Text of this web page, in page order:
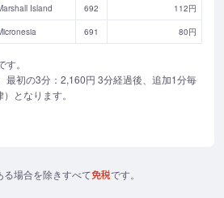
Island 692 112円
691 80円
。
最初の3分：2,160円 3分経過後、追加1分毎
となります。
場合を除きすべて免税です。